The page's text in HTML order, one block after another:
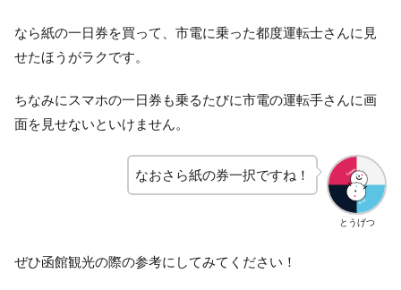
なら紙の一日券を買って、市電に乗った都度運転士さんに見
せたほうがラクです。
ちなみにスマホの一日券も乗るたびに市電の運転手さんに画
面を見せないといけません。
とうげつ
なおさら紙の券一択ですね！
ぜひ函館観光の際の参考にしてみてください！